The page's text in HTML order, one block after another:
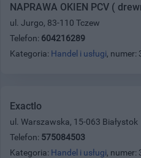
NAPRAWA OKIEN PCV (
ul. Jurgo, 83-110 Tczew
Telefon: 604216289
Kategoria: Handel i usługi, numer:
Exactlo
ul. Warszawska, 15-063 Białystok
Telefon: 575084503
Kategoria: Handel i usługi, numer: